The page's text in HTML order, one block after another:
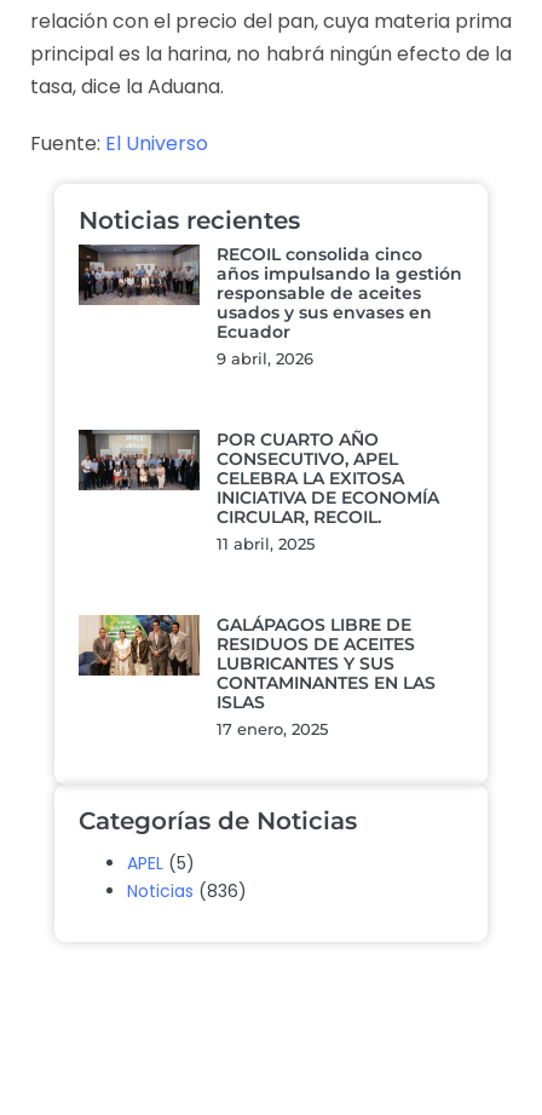
relación con el precio del pan, cuya materia prima
principal es la harina, no habrá ningún efecto de la
tasa, dice la Aduana.
Fuente: El Universo
Noticias recientes
RECOIL consolida cinco
años impulsando la gestión
responsable de aceites
usados y sus envases en
Ecuador
9 abril, 2026
POR CUARTO AÑO
CONSECUTIVO, APEL
CELEBRA LA EXITOSA
INICIATIVA DE ECONOMÍA
CIRCULAR, RECOIL.
11 abril, 2025
GALÁPAGOS LIBRE DE
RESIDUOS DE ACEITES
LUBRICANTES Y SUS
CONTAMINANTES EN LAS
ISLAS
17 enero, 2025
Categorías de Noticias
APEL (5)
Noticias (836)